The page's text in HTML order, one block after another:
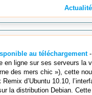
Actualité
au téléchargement-
en ligne sur ses serveurs la
des mers chic »), cette
d’Ubuntu 10.10,
la distribution Debian.